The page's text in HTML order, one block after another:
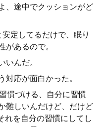
、途中でクッションがど
定してるだけで、眠り
があるので。
いんだ。
対応が面白かった。
慣づける、自分に習慣
難しいんだけど、だけど
れを自分の習慣にしてし